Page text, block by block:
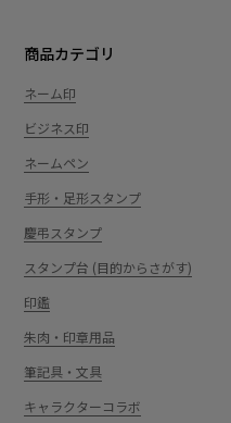
商品カテゴリ
ネーム印
ビジネス印
ネームペン
手形・足形スタンプ
慶弔スタンプ
スタンプ台 (目的からさがす)
印鑑
朱肉・印章用品
筆記具・文具
キャラクターコラボ